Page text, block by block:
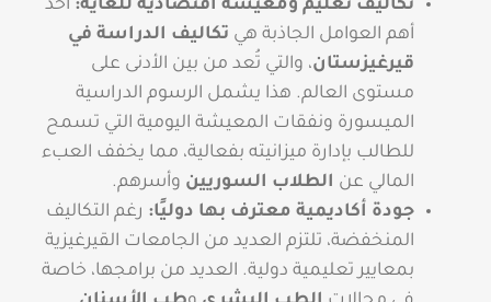
تكاليف تعليم ومعيشة اقتصادية للغاية: أحد
أهم العوامل الجاذبة هي تكاليف الدراسة في
قيرغيزستان، والتي تُعد من بين الأدنى على
مستوى العالم. هذا يشمل الرسوم الدراسية
الميسورة ونفقات المعيشة اليومية التي تسمح
للطالب بإدارة ميزانيته بفعالية، مما يخفف العبء
المالي عن الطلاب السوريين وأسرهم.
جودة أكاديمية معترف بها دوليًا: رغم التكاليف
المنخفضة، تلتزم العديد من الجامعات القيرغيزية
بمعايير تعليمية دولية. العديد من برامجها، خاصة